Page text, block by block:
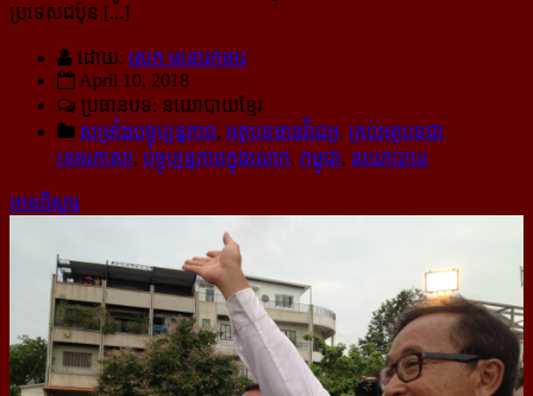
ប្រទេសជប៉ុន [...]
ដោយ: សេក មនោរកុមារ
April 10, 2018
ប្រធានបទ: នយោបាយខ្មែរ
សម្រាំងបច្ចុប្បន្នភាព, អត្ថបទមានវីដេអូ, គ្រប់អត្ថបទជា
ខេមរភាសា, បច្ចុប្បន្នភាពក្នុងលោក, កម្ពុជា, នយោបាយ
អានពិស្ដារ